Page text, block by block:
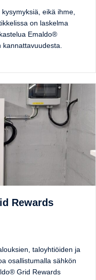
eikä ihme,
on laskelma
Emaldo®
Rewards
taloyhtiöiden ja
osallistumalla sähkön
Grid Rewards